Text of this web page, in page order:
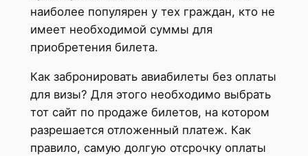
наиболее популярен у тех граждан, кто не
имеет необходимой суммы для
приобретения билета.
Как забронировать авиабилеты без оплаты
для визы? Для этого необходимо выбрать
тот сайт по продаже билетов, на котором
разрешается отложенный платеж. Как
правило, самую долгую отсрочку оплаты